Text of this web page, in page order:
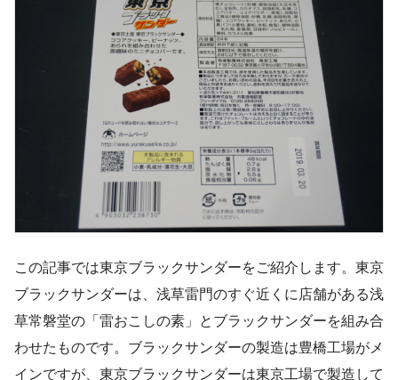
この記事では東京ブラックサンダーをご紹介します。東京
ブラックサンダーは、浅草雷門のすぐ近くに店舗がある浅
草常磐堂の「雷おこしの素」とブラックサンダーを組み合
わせたものです。ブラックサンダーの製造は豊橋工場がメ
インですが、東京ブラックサンダーは東京工場で製造して